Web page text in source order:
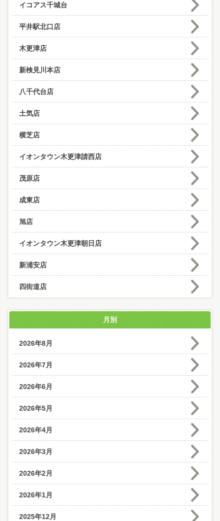
イコアス千城台
平井駅北口店
木更津店
新検見川本店
八千代台店
土気店
横芝店
イオンタウン木更津請西店
茂原店
成東店
旭店
イオンタウン木更津朝日店
新浦安店
四街道店
月別
2026年8月
2026年7月
2026年6月
2026年5月
2026年4月
2026年3月
2026年2月
2026年1月
2025年12月